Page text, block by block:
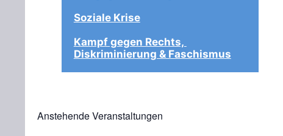
Soziale Krise
Kampf gegen Rechts,
Diskriminierung & Faschismus
Anstehende Veranstaltungen